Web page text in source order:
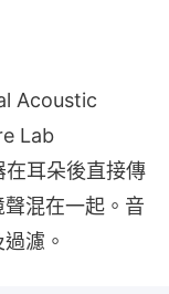
Acoustic
Lab
耳朵後直接傳
混在一起。音
濾。